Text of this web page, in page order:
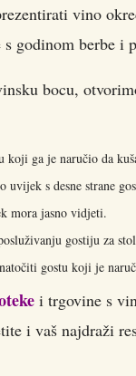
vino
s godinom berbe
bocu,
koji ga je naručio da
s desne strane
mora jasno vidjeti.
gostiju za
gostu koji je
i trgovine s
i vaš najdraži